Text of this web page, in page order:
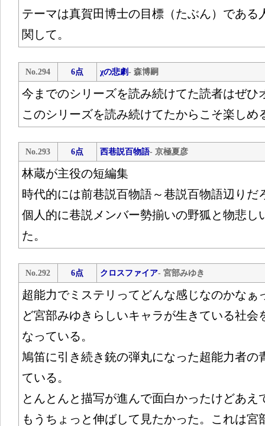
テーマは真賀田博士の目標（たぶん）である
関して。
No.294 6点 χの悲劇- 森博嗣
今までのシリーズを読み続けてた読者はぜひ
このシリーズを読み続けてたからこそ楽しめ
No.293 6点 西巷説百物語- 京極夏彦
林蔵が主役の短編集
時代的には前巷説百物語～巷説百物語辺りだ
個人的に巷説メンバー勢揃いの野狐と物悲し
た。
No.292 6点 クロスファイア- 宮部みゆき
超能力でミステリってどんな感じなのかなぁ
ど宮部みゆきらしいキャラが生きている社会
なっている。
鳩笛に引き続き銃の弾丸になった超能力者の
ている。
とんとんと描写が進んで面白かったけどあえ
もうちょっと伸ばして見たかった。これは宮